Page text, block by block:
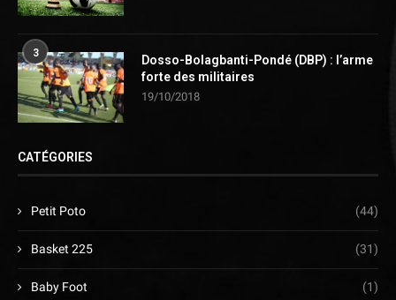
3
Dosso-Bolagbanti-Pondé (DBP) : l’arme
forte des militaires
19/10/2018
CATÉGORIES
Petit Poto (44)
Basket 225 (31)
Baby Foot (1)